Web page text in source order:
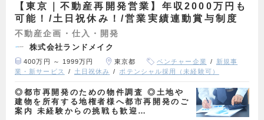
【東京｜不動産再開発営業】年収2000万円も
可能！/土日祝休み！/営業実績連動賞与制度
不動産企画・仕入・開発
株式会社ランドメイク
400万円 ～ 1999万円 東京都 ベンチャー企業
新規事
業・新サービス
土日祝休み ポテンシャル採用（未経験可）
◎都市再開発のための物件調査 ◎土地や
建物を所有する地権者様へ都市再開発のご
案内 未経験からの挑戦も歓迎…